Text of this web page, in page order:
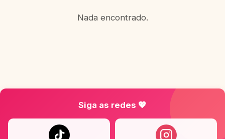
Nada encontrado.
Siga as redes 💖